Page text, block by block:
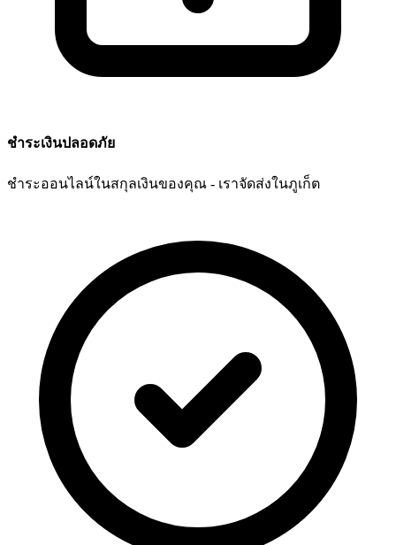
ชำระเงินปลอดภัย
ชำระออนไลน์ในสกุลเงินของคุณ - เราจัดส่งในภูเก็ต